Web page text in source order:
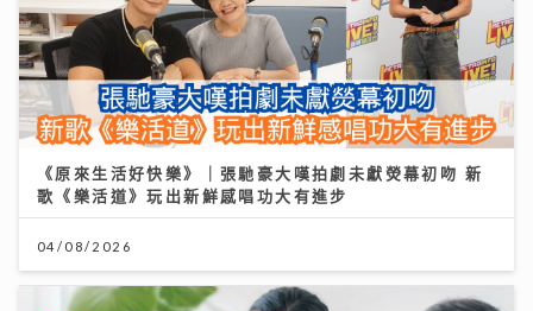
《原來生活好快樂》｜張馳豪大嘆拍劇未獻熒幕初吻 新
歌《樂活道》玩出新鮮感唱功大有進步
04/08/2026